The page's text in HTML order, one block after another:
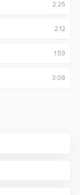
2:25
2:12
1:59
3:08